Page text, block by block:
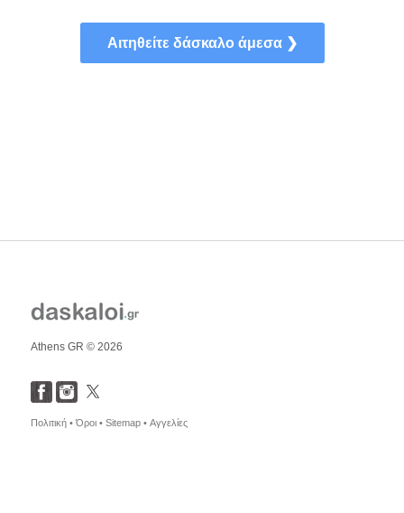
Αιτηθείτε δάσκαλο άμεσα ❯
Athens GR © 2026
Πολιτική •Όροι • Sitemap • Αγγελίες